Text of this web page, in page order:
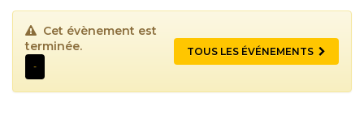
Cet évènement est
terminée.
-
TOUS LES ÉVÉNEMENTS